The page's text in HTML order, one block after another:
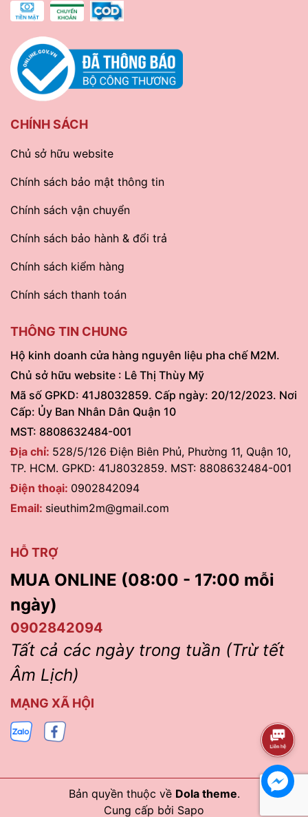
CHÍNH SÁCH
Chủ sở hữu website
Chính sách bảo mật thông tin
Chính sách vận chuyển
Chính sách bảo hành & đổi trả
Chính sách kiểm hàng
Chính sách thanh toán
THÔNG TIN CHUNG
Hộ kinh doanh cửa hàng nguyên liệu pha chế M2M.
Chủ sở hữu website : Lê Thị Thùy Mỹ
Mã số GPKD: 41J8032859. Cấp ngày: 20/12/2023. Nơi
Cấp: Ủy Ban Nhân Dân Quận 10
MST: 8808632484-001
Địa chỉ: 528/5/126 Điện Biên Phủ, Phường 11, Quận 10,
TP. HCM. GPKD: 41J8032859. MST: 8808632484-001
Điện thoại: 0902842094
Email: sieuthim2m@gmail.com
HỖ TRỢ
MUA ONLINE (08:00 - 17:00 mỗi
ngày)
0902842094
Tất cả các ngày trong tuần (Trừ tết
Âm Lịch)
MẠNG XÃ HỘI
Bản quyền thuộc về Dola theme.
Cung cấp bởi Sapo